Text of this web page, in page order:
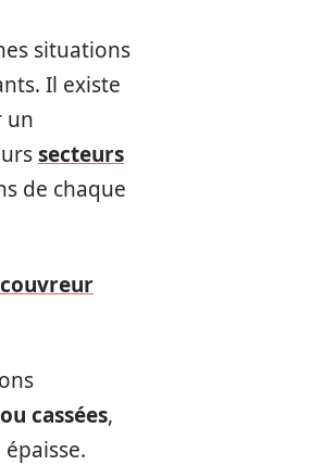
situations
Il existe
un
secteurs
de chaque
cassées,